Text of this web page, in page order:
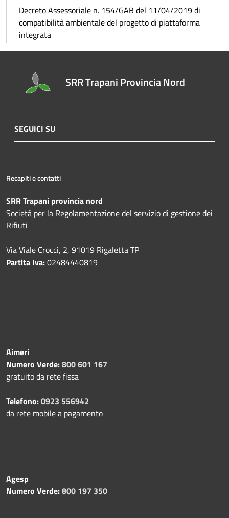
Decreto Assessoriale n. 154/GAB del 11/04/2019 di
compatibilità ambientale del progetto di piattaforma
integrata
SRR Trapani Provincia Nord
SEGUICI SU
Recapiti e contatti
SRR Trapani provincia nord
Società per la Regolamentazione del servizio di gestione dei
Rifiuti
Via Viale Crocci, 2, 91019 Rigaletta TP
Partita Iva:02484440819
Aimeri
Numero Verde:800 601 167
gratuito da rete fissa
Telefono:0923 556942
da rete mobile a pagamento
Agesp
Numero Verde:800 197 350